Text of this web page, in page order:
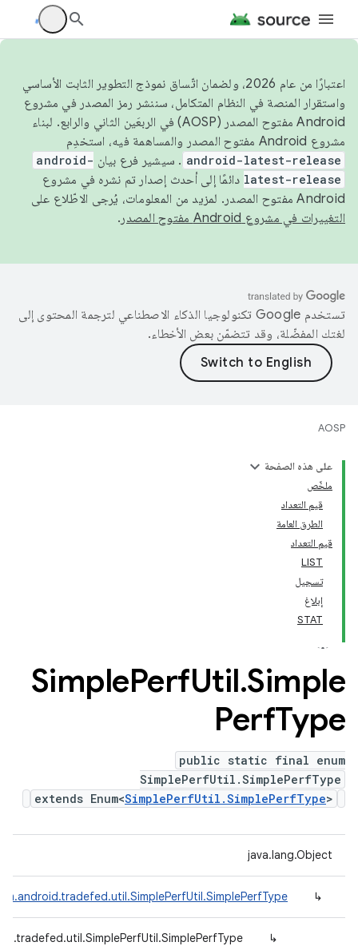
اعتبارًا من عام 2026، ولضمان اتّساق نموذج التطوير الثابت الأساسي
واستقرار المنصة في النظام المتكامل، سننشر رمز المصدر في مشروع
Android مفتوح المصدر (AOSP) في الربعَين الثاني والرابع. لبناء
مشروع Android مفتوح المصدر والمساهمة فيه، استخدِم
android-latest-release . سيشير فرع بيان android-
latest-release دائمًا إلى أحدث إصدار تم نشره في مشروع
Android مفتوح المصدر. لمزيد من المعلومات، يُرجى الاطّلاع على
التغييرات في مشروع Android مفتوح المصدر
.
تستخدم Google تكنولوجيا الذكاء الاصطناعي لترجمة المحتوى إلى
لغتك المفضّلة، وقد تتضمّن بعض الأخطاء.
AOSP
على هذه الصفحة
ملخّص
قيم التعداد
الطرق العامة
قيم التعداد
LIST
تسجيل
إبلاغ
STAT
SimplePerfUtil.Simple
PerfType
public static final enum
SimplePerfUtil.SimplePerfType
extends Enum<SimplePerfUtil.SimplePerfType>
java.lang.Object
↳
↳